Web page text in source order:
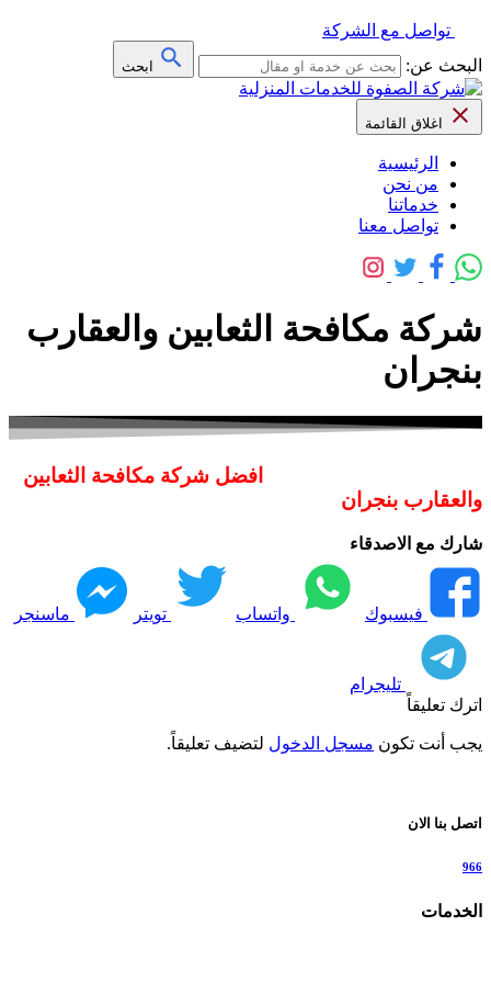
تواصل مع الشركة
البحث عن:
ابحث
اغلاق القائمة
الرئيسية
من نحن
خدماتنا
تواصل معنا
شركة مكافحة الثعابين والعقارب
بنجران
افضل شركة مكافحة الثعابين
والعقارب بنجران
شارك مع الاصدقاء
فيسبوك واتساب تويتر ماسنجر
تليجرام
اترك تعليقاً
يجب أنت تكون مسجل الدخول لتضيف تعليقاً.
اتصل بنا الان
966
الخدمات